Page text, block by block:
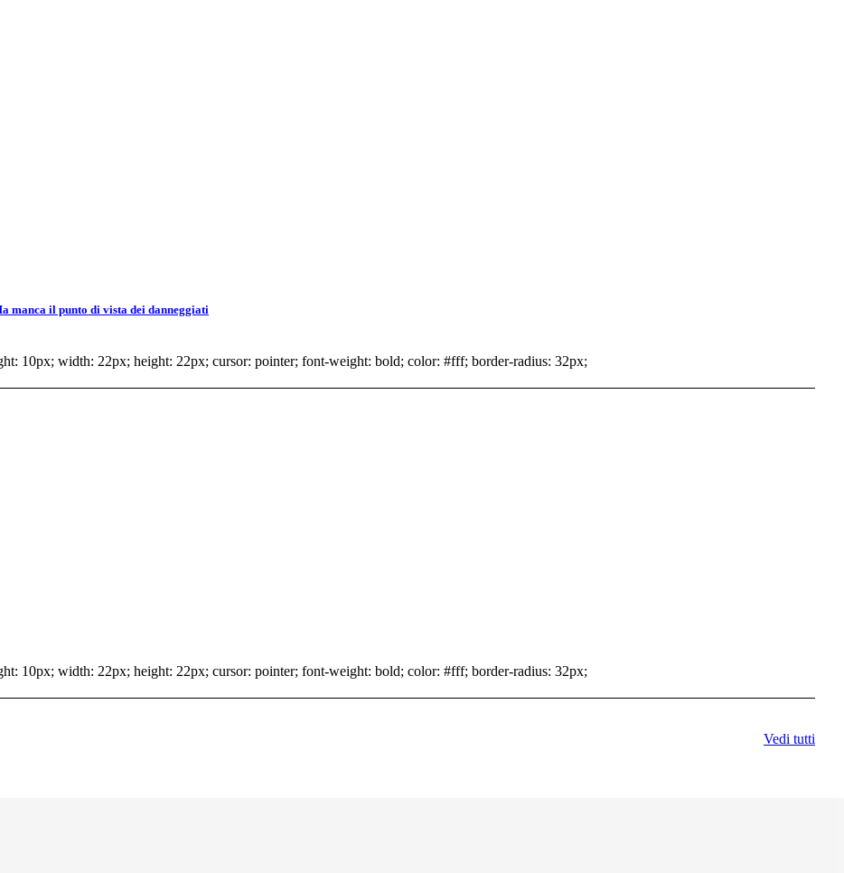
manca il punto di vista dei danneggiati
10px; width: 22px; height: 22px; cursor: pointer; font-weight: bold; color: #fff; border-radius: 32px;
10px; width: 22px; height: 22px; cursor: pointer; font-weight: bold; color: #fff; border-radius: 32px;
Vedi tutti